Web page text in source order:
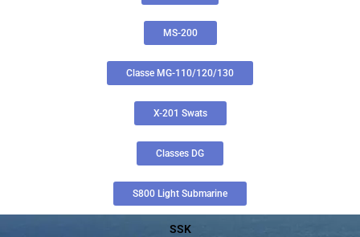
MS-200
Classe MG-110/120/130
X-201 Swats
Classes DG
S800 Light Submarine
SSK